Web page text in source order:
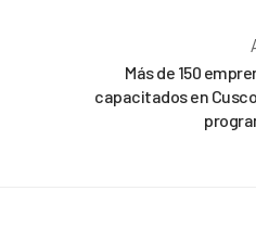
Más de 150
capacitados en